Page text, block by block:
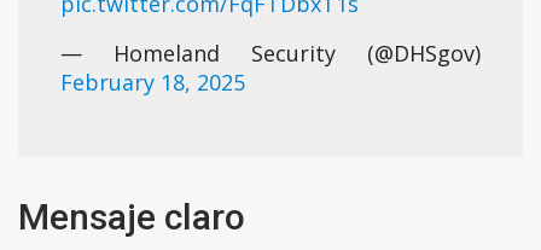
— Homeland Security (@DHSgov)
February 18, 2025
Mensaje claro